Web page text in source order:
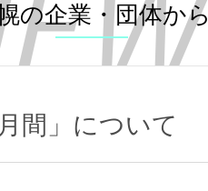
の企業・団体から
間」について